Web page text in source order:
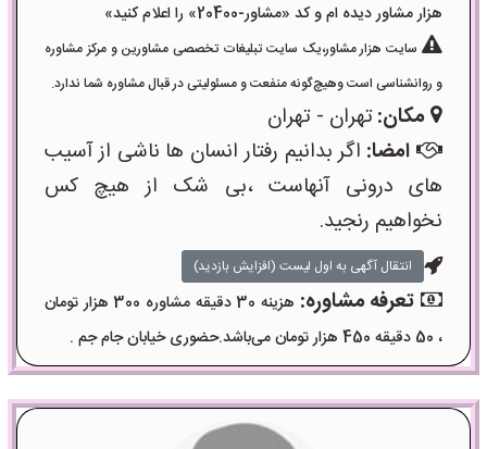
هزار مشاور دیده ام و کد «مشاور-20400» را اعلام کنید»
سایت هزار مشاور،یک سایت تبلیغات تخصصی مشاورین و مرکز مشاوره
و روانشناسی است وهیچ‌گونه منفعت و مسئولیتی در قبال مشاوره شما ندارد.
مکان:تهران - تهران
امضا: اگر بدانیم رفتار انسان ها ناشی از آسیب
های درونی آنهاست ،بی شک از هیچ کس
نخواهیم رنجید.
انتقال آگهی به اول لیست (افزایش بازدید)
تعرفه مشاوره:
هزینه 30 دقیقه مشاوره 300 هزار تومان
، 50 دقیقه 450 هزار تومان می‌باشد.حضوری خیابان جام جم .